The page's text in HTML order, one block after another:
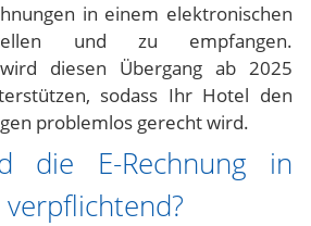
in einem elektronischen
und zu empfangen.
wird diesen Übergang ab 2025
sodass Ihr Hotel den
problemlos gerecht wird.
die E-Rechnung in